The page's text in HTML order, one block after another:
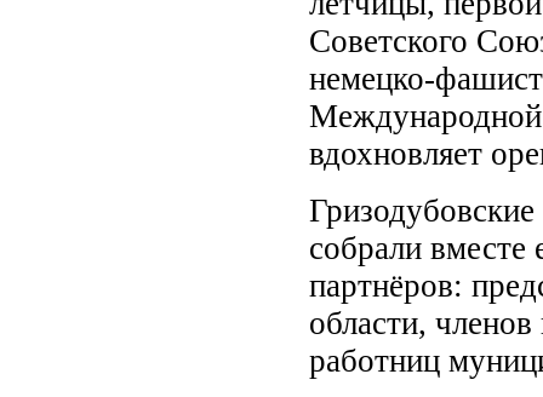
Советского
немецко-
вдохновляет
собрали
партнёров:
области, членов
работниц